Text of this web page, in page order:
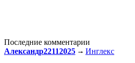
Последние комментарии
Александр22112025
Инглекс